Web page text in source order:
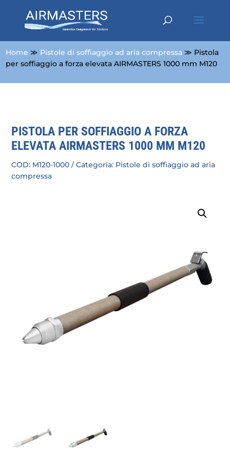
Home ≫ Pistole di soffiaggio ad aria compressa ≫ Pistola
per soffiaggio a forza elevata AIRMASTERS 1000 mm M120
PISTOLA PER SOFFIAGGIO A FORZA
ELEVATA AIRMASTERS 1000 MM M120
COD: M120-1000 Categoria: Pistole di soffiaggio ad aria
compressa